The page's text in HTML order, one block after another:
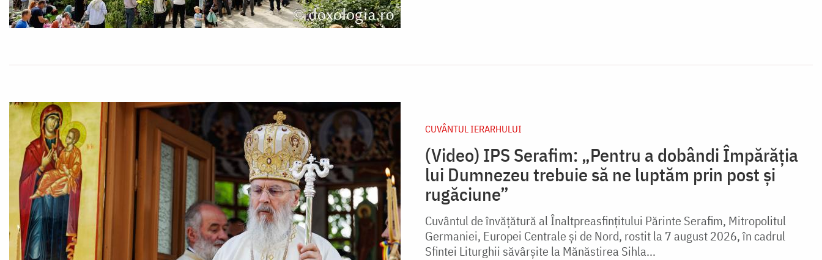
CUVÂNTUL IERARHULUI
(Video) IPS Serafim: „Pentru a dobândi Împărăția
lui Dumnezeu trebuie să ne luptăm prin post și
rugăciune”
Cuvântul de învățătură al Înaltpreasfințitului Părinte Serafim, Mitropolitul
Germaniei, Europei Centrale și de Nord, rostit la 7 august 2026, în cadrul
Sfintei Liturghii săvârșite la Mănăstirea Sihla...